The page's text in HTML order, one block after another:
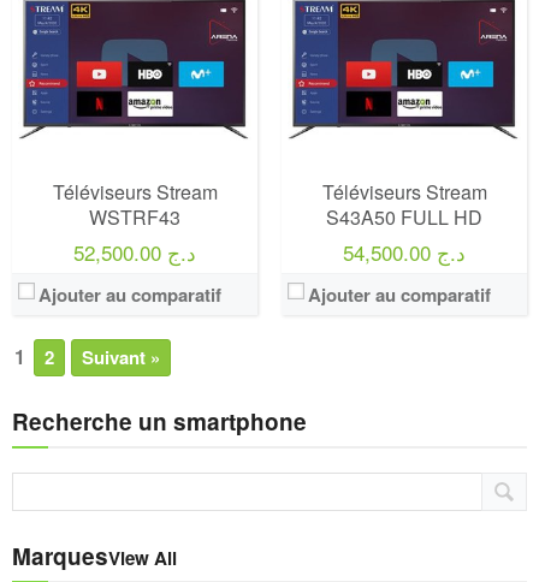
Téléviseurs Stream
WSTRF43
52,500.00 د.ج
Ajouter au comparatif
Téléviseurs Stream
S43A50 FULL HD
54,500.00 د.ج
Ajouter au comparatif
1 2 Suivant »
Recherche un smartphone
MarquesView All